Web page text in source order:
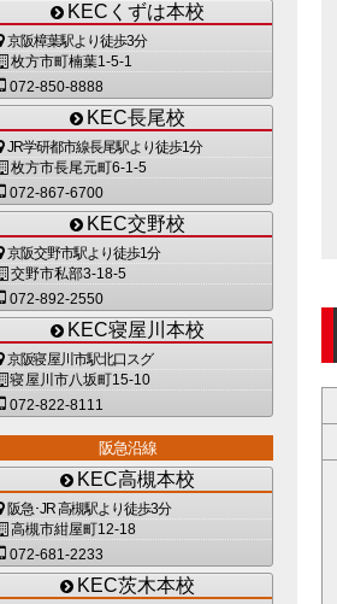
KECくずは本校
京阪樟葉駅より徒歩3分
枚方市町楠葉1-5-1
072-850-8888
KEC長尾校
JR学研都市線長尾駅より徒歩1分
枚方市長尾元町6-1-5
072-867-6700
KEC交野校
京阪交野市駅より徒歩1分
交野市私部3-18-5
072-892-2550
KEC寝屋川本校
京阪寝屋川市駅北口スグ
寝屋川市八坂町15-10
072-822-8111
阪急沿線
KEC高槻本校
阪急･JR 高槻駅より徒歩3分
高槻市紺屋町12-18
072-681-2233
KEC茨木本校